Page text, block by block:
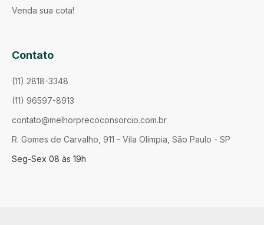
Venda sua cota!
Contato
(11) 2818-3348
(11) 96597-8913
contato@melhorprecoconsorcio.com.br
R. Gomes de Carvalho, 911 - Vila Olímpia, São Paulo - SP
Seg-Sex 08 às 19h